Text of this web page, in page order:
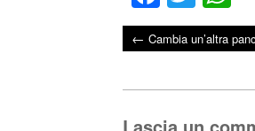
ce
bo
wi
ttets
← Cambia un’altra